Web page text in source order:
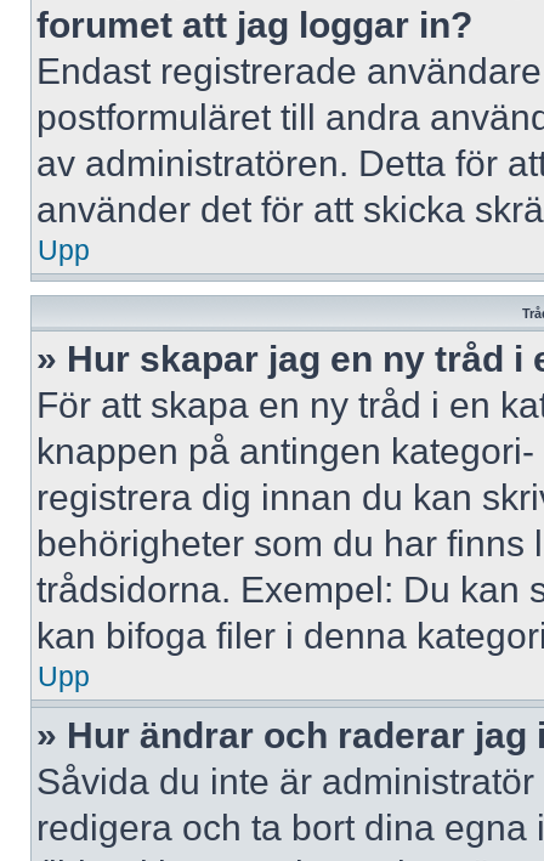
forumet att jag loggar in?
Endast registrerade
postformuläret till andra
av administratören. Detta för
använder det för att skicka
Upp
» Hur skapar jag en ny tråd i
För att skapa en ny tråd i en
knappen på antingen
registrera dig innan du kan
behörigheter som du har finns
trådsidorna. Exempel: Du kan
kan bifoga filer i denna
Upp
» Hur ändrar och raderar jag
Såvida du inte är
redigera och ta bort dina